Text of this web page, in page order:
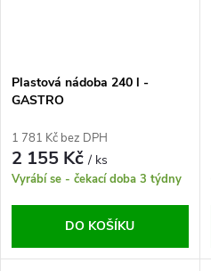
Plastová nádoba 240 l -
GASTRO
1 781 Kč bez DPH
2 155 Kč/ ks
Vyrábí se - čekací doba 3 týdny
DO KOŠÍKU